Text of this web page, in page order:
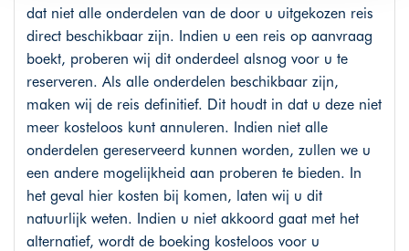
dat niet alle onderdelen van de door u uitgekozen reis
direct beschikbaar zijn. Indien u een reis op aanvraag
boekt, proberen wij dit onderdeel alsnog voor u te
reserveren. Als alle onderdelen beschikbaar zijn,
maken wij de reis definitief. Dit houdt in dat u deze niet
meer kosteloos kunt annuleren. Indien niet alle
onderdelen gereserveerd kunnen worden, zullen we u
een andere mogelijkheid aan proberen te bieden. In
het geval hier kosten bij komen, laten wij u dit
natuurlijk weten. Indien u niet akkoord gaat met het
alternatief, wordt de boeking kosteloos voor u